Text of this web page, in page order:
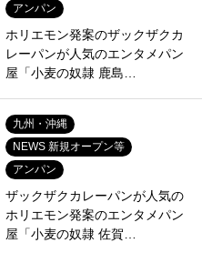
アンパン
ホリエモン発案のザックザクカ
レーパンが人気のエンタメパン
屋「小麦の奴隷 鹿島…
九州・沖縄
NEWS 新規オープン等
アンパン
ザックザクカレーパンが人気の
ホリエモン発案のエンタメパン
屋「小麦の奴隷 佐賀…